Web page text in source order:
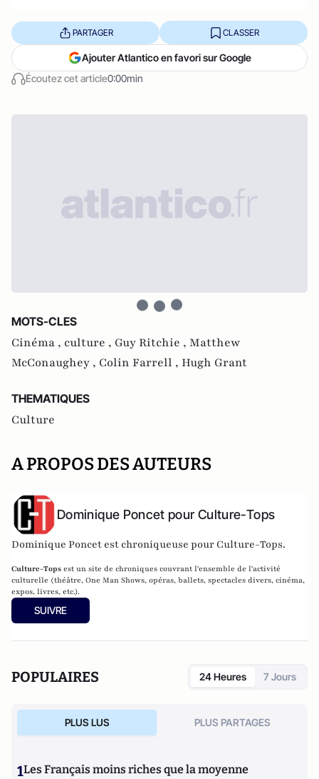
Écoutez cet article0:00min
PARTAGER CLASSER
Ajouter Atlantico en favori sur Google
MOTS-CLES
Cinéma , culture , Guy Ritchie , Matthew
McConaughey , Colin Farrell , Hugh Grant
THEMATIQUES
Culture
A PROPOS DES AUTEURS
Dominique Poncet pour Culture-Tops
Dominique Poncet est chroniqueuse pour Culture-Tops.
Culture-Tops est un site de chroniques couvrant l'ensemble de l'activité
culturelle (théâtre, One Man Shows, opéras, ballets, spectacles divers, cinéma,
expos, livres, etc.).
SUIVRE
POPULAIRES 24 Heures 7 Jours
PLUS LUS PLUS PARTAGES
1Les Français moins riches que la moyenne